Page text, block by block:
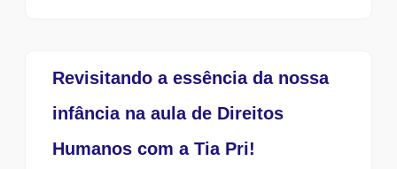
Revisitando a essência da nossa
infância na aula de Direitos
Humanos com a Tia Pri!